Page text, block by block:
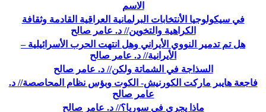
الاسم
في سيكولوجيا الأنتخابات البرلمانية العراقية القادمة وثقافة
الكراهية والتخوين// د. عامر صالح
هل تم تدمير النووي الأيراني وهل انتهت الحرب الأسرائيلية –
الأيرانية// د. عامر صالح
السذاجة في الشماتة ولكن// د. عامر صالح
فاجعة هايبر ماركت الكورنيش- الكوت وبؤس نظام المحاصصة// د.
عامر صالح
ماذا يجري في سوريا؟// د. عامر صالح